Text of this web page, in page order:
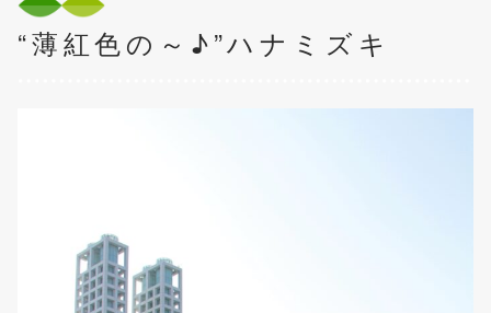
“薄紅色の～♪”ハナミズキ